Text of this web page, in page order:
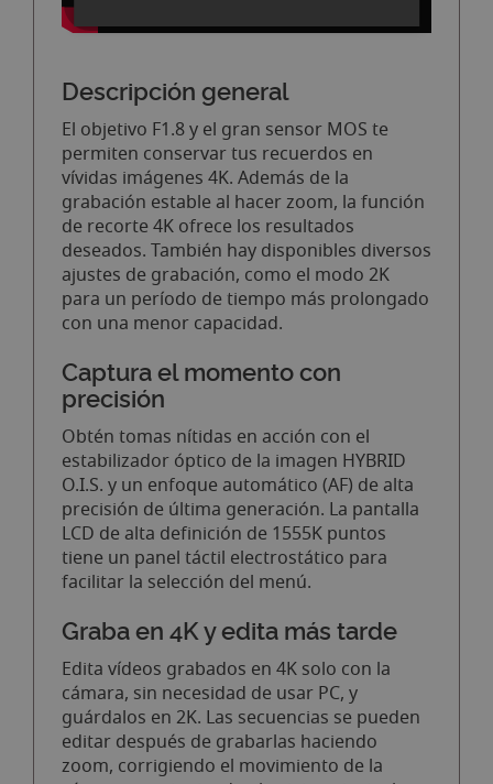
Descripción general
El objetivo F1.8 y el gran sensor MOS te
permiten conservar tus recuerdos en
vívidas imágenes 4K. Además de la
grabación estable al hacer zoom, la función
de recorte 4K ofrece los resultados
deseados. También hay disponibles diversos
ajustes de grabación, como el modo 2K
para un período de tiempo más prolongado
con una menor capacidad.
Captura el momento con
precisión
Obtén tomas nítidas en acción con el
estabilizador óptico de la imagen HYBRID
O.I.S. y un enfoque automático (AF) de alta
precisión de última generación. La pantalla
LCD de alta definición de 1555K puntos
tiene un panel táctil electrostático para
facilitar la selección del menú.
Graba en 4K y edita más tarde
Edita vídeos grabados en 4K solo con la
cámara, sin necesidad de usar PC, y
guárdalos en 2K. Las secuencias se pueden
editar después de grabarlas haciendo
zoom, corrigiendo el movimiento de la